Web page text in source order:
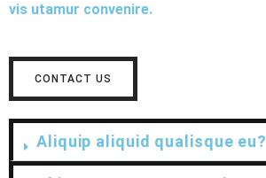
vis utamur convenire.
CONTACT US
Aliquip aliquid qualisque eu?